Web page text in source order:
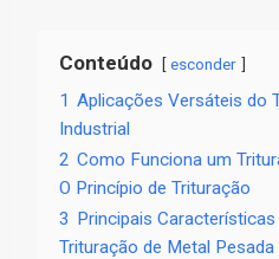
Conteúdo esconder
1 Aplicações Versáteis do
Industrial
2 Como Funciona um
O Princípio de Trituração
3 Principais Características
Trituração de Metal Pesada